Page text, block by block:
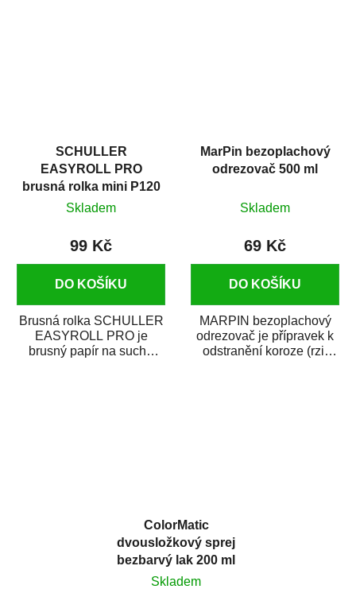
SCHULLER
EASYROLL PRO
brusná rolka mini P120
Skladem
99 Kč
DO KOŠÍKU
Brusná rolka SCHULLER
EASYROLL PRO je
brusný papír na suché
MarPin bezoplachový
odrezovač 500 ml
Skladem
69 Kč
DO KOŠÍKU
MARPIN bezoplachový
odrezovač je přípravek k
odstranění koroze (rzi)
ColorMatic
dvousložkový sprej
bezbarvý lak 200 ml
Skladem